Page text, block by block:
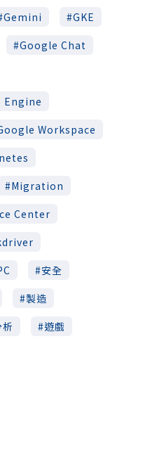
Gemini
GKE
Google Chat
Engine
Workspace
Migration
Center
安全
製造
遊戲